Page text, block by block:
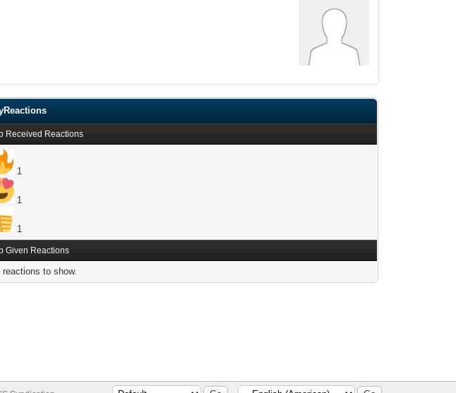
Received Reactions
1
1
1
Given Reactions
reactions to show.